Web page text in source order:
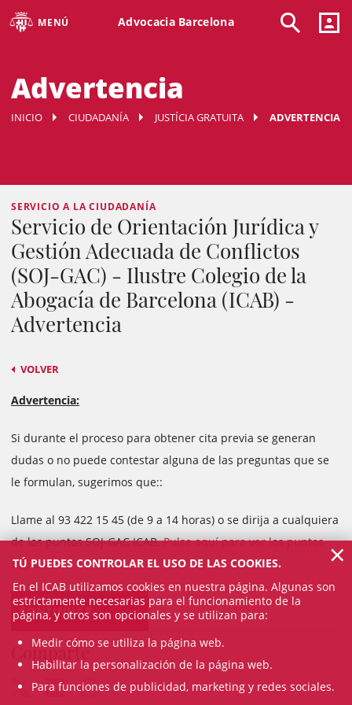
MENÚ Advocacia Barcelona
Advertencia
INICIO CIUDADANÍA JUSTÍCIA GRATUITA ADVERTENCIA
SERVICIO A LA CIUDADANÍA
Servicio de Orientación Jurídica y
Gestión Adecuada de Conflictos
(SOJ-GAC) - Ilustre Colegio de la
Abogacía de Barcelona (ICAB) -
Advertencia
VOLVER
Advertencia:
Si durante el proceso para obtener cita previa se generan
dudas o no puede contestar alguna de las preguntas que se
le formulan, sugerimos que::
Llame al 93 422 15 45 (de 9 a 14 horas) o se dirija a cualquiera
de los puntos SOJ-GAC ICAB.Pulse aquí para ver los puntos
SOJ-GAC.
CONTINUAR
Comparte
TÚ PUEDES CONTROLAR EL USO DE LAS COOKIES.
En el ICAB utilizamos cookies en nuestra página. Algunas son
estrictamente necesarias para el funcionamiento de la
página, y otros son opcionales y se utilizan para:
Medir cómo se utiliza la página web.
Habilitar la personalización de la página web.
Para funciones de publicidad, marketing y redes sociales.
×